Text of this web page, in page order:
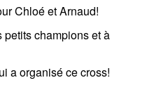
Chloé et Arnaud!
petits champions et à
a organisé ce cross!